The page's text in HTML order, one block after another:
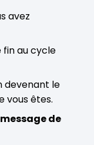
avez
au cycle
devenant le
vous êtes.
de